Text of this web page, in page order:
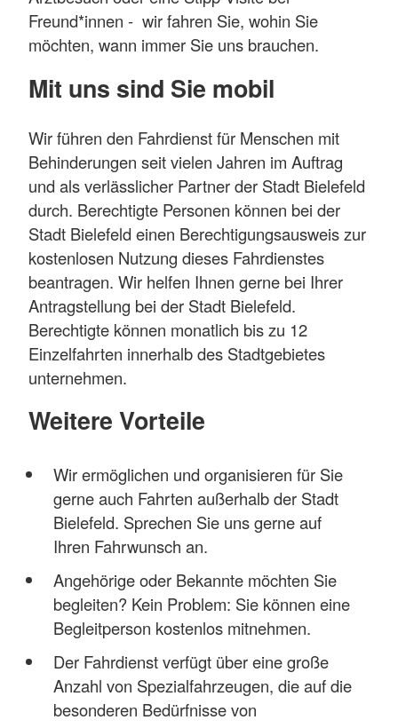
Freund*innen - wir fahren Sie, wohin Sie
möchten, wann immer Sie uns brauchen.
Mit uns sind Sie mobil
Wir führen den Fahrdienst für Menschen mit
Behinderungen seit vielen Jahren im Auftrag
und als verlässlicher Partner der Stadt Bielefeld
durch. Berechtigte Personen können bei der
Stadt Bielefeld einen Berechtigungsausweis zur
kostenlosen Nutzung dieses Fahrdienstes
beantragen. Wir helfen Ihnen gerne bei Ihrer
Antragstellung bei der Stadt Bielefeld.
Berechtigte können monatlich bis zu 12
Einzelfahrten innerhalb des Stadtgebietes
unternehmen.
Weitere Vorteile
Wir ermöglichen und organisieren für Sie
gerne auch Fahrten außerhalb der Stadt
Bielefeld. Sprechen Sie uns gerne auf
Ihren Fahrwunsch an.
Angehörige oder Bekannte möchten Sie
begleiten? Kein Problem: Sie können eine
Begleitperson kostenlos mitnehmen.
Der Fahrdienst verfügt über eine große
Anzahl von Spezialfahrzeugen, die auf die
besonderen Bedürfnisse von